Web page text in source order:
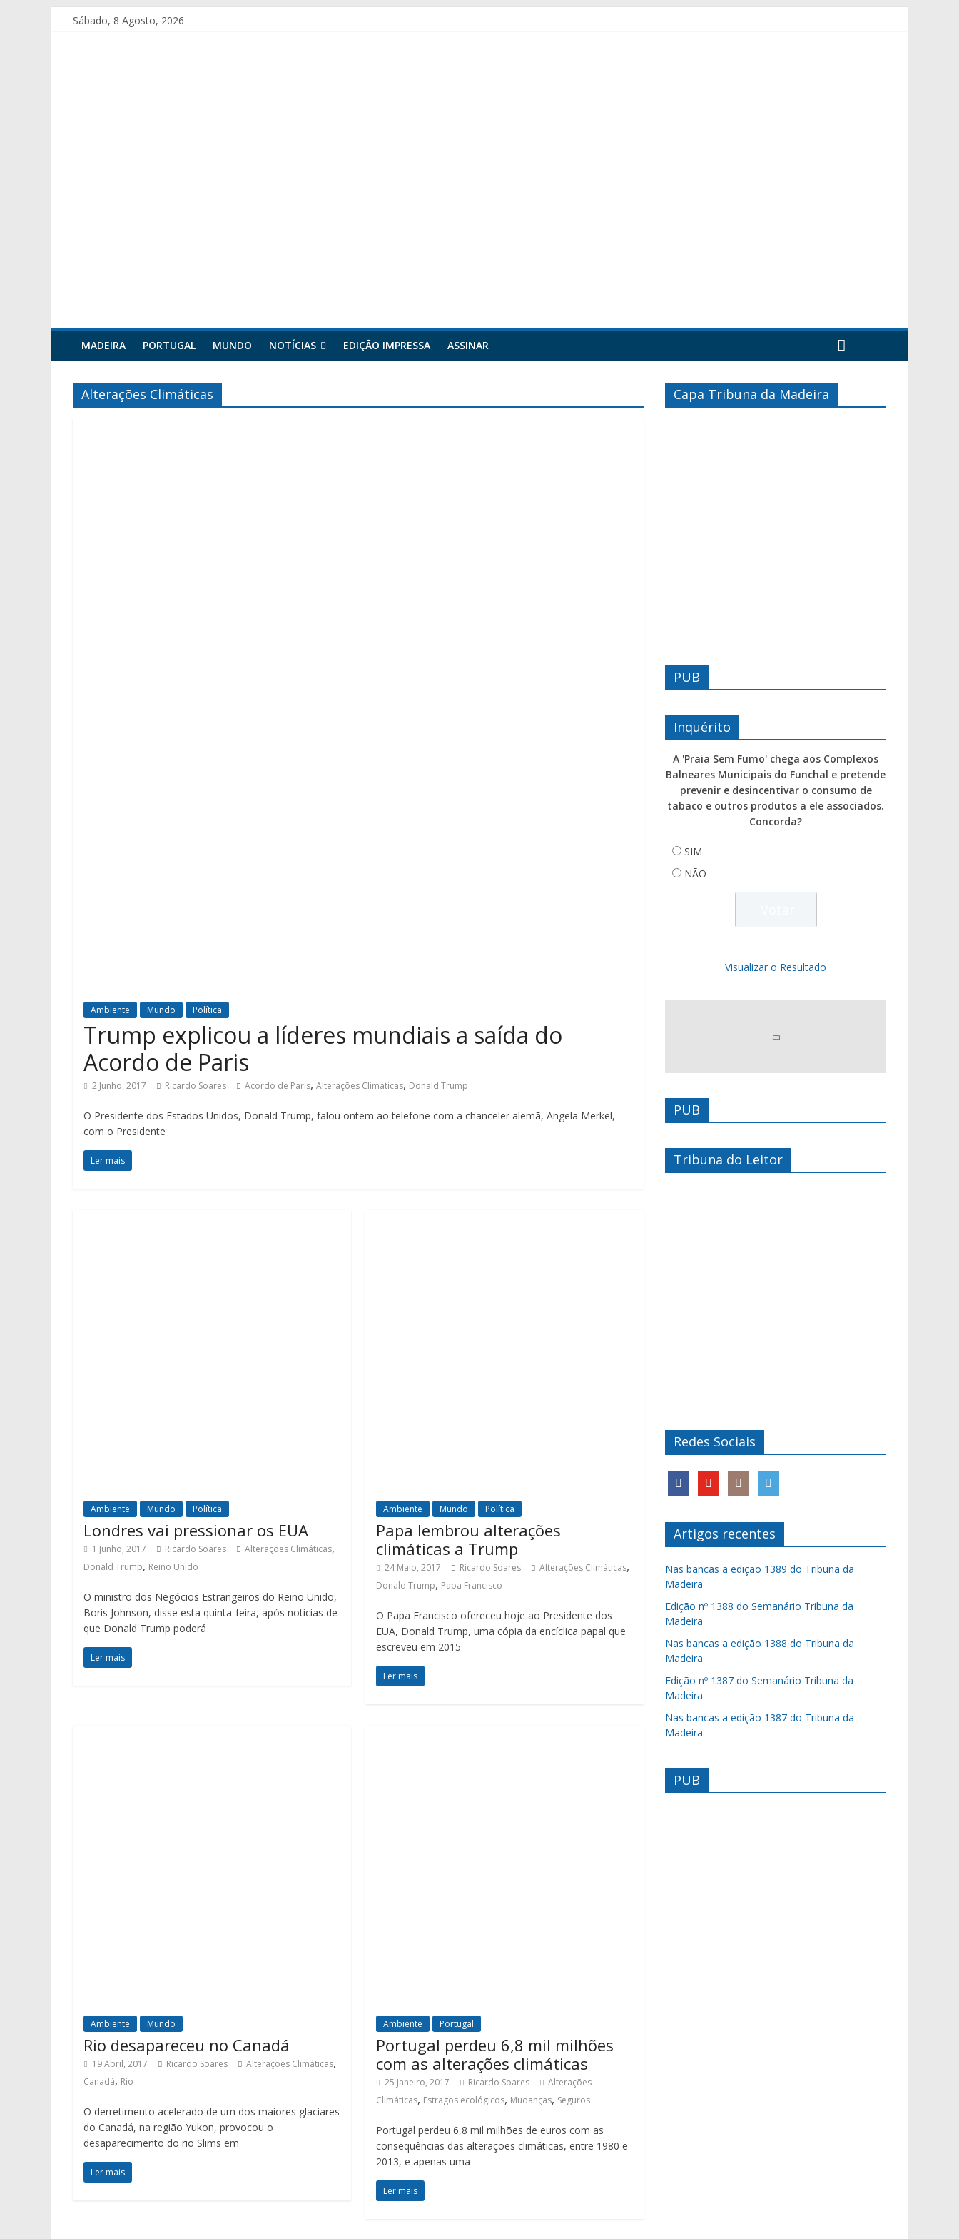
Sábado, 8 Agosto, 2026
MADEIRA PORTUGAL MUNDO NOTÍCIAS EDIÇÃO IMPRESSA ASSINAR
Alterações Climáticas
Ambiente Mundo Política
Trump explicou a líderes mundiais a saída do
Acordo de Paris
2 Junho, 2017 Ricardo Soares Acordo de Paris, Alterações Climáticas, Donald Trump
O Presidente dos Estados Unidos, Donald Trump, falou ontem ao telefone com a chanceler alemã, Angela Merkel,
com o Presidente
Ler mais
Ambiente Mundo Política
Londres vai pressionar os EUA
1 Junho, 2017 Ricardo Soares Alterações Climáticas,
Donald Trump, Reino Unido
O ministro dos Negócios Estrangeiros do Reino Unido,
Boris Johnson, disse esta quinta-feira, após notícias de
que Donald Trump poderá
Ler mais
Ambiente Mundo Política
Papa lembrou alterações
climáticas a Trump
24 Maio, 2017 Ricardo Soares Alterações Climáticas,
Donald Trump, Papa Francisco
O Papa Francisco ofereceu hoje ao Presidente dos
EUA, Donald Trump, uma cópia da encíclica papal que
escreveu em 2015
Ler mais
Ambiente Mundo
Rio desapareceu no Canadá
19 Abril, 2017 Ricardo Soares Alterações Climáticas,
Canadá, Rio
O derretimento acelerado de um dos maiores glaciares
do Canadá, na região Yukon, provocou o
desaparecimento do rio Slims em
Ler mais
Ambiente Portugal
Portugal perdeu 6,8 mil milhões
com as alterações climáticas
25 Janeiro, 2017 Ricardo Soares
Alterações
Climáticas, Estragos ecológicos, Mudanças, Seguros
Portugal perdeu 6,8 mil milhões de euros com as
consequências das alterações climáticas, entre 1980 e
2013, e apenas uma
Ler mais
Capa Tribuna da Madeira
PUB
Inquérito
A 'Praia Sem Fumo' chega aos Complexos
Balneares Municipais do Funchal e pretende
prevenir e desincentivar o consumo de
tabaco e outros produtos a ele associados.
Concorda?
SIM
NÃO
Visualizar o Resultado
PUB
Tribuna do Leitor
Redes Sociais
Artigos recentes
Nas bancas a edição 1389 do Tribuna da
Madeira
Edição nº 1388 do Semanário Tribuna da
Madeira
Nas bancas a edição 1388 do Tribuna da
Madeira
Edição nº 1387 do Semanário Tribuna da
Madeira
Nas bancas a edição 1387 do Tribuna da
Madeira
PUB